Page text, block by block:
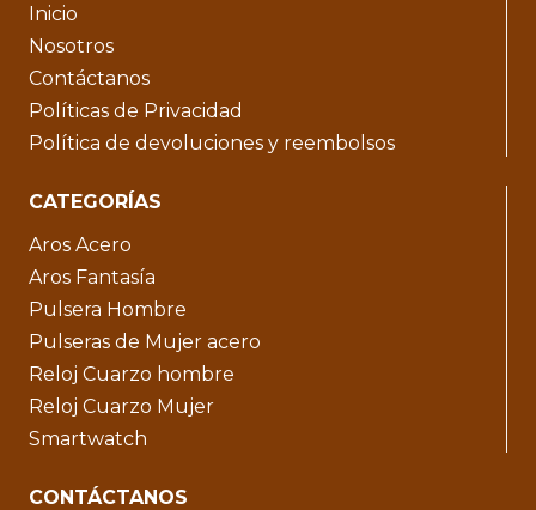
Inicio
Nosotros
Contáctanos
Políticas de Privacidad
Política de devoluciones y reembolsos
CATEGORÍAS
Aros Acero
Aros Fantasía
Pulsera Hombre
Pulseras de Mujer acero
Reloj Cuarzo hombre
Reloj Cuarzo Mujer
Smartwatch
CONTÁCTANOS